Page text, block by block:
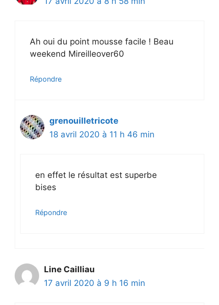
Ah oui du point mousse facile ! Beau
weekend Mireilleover60
Répondre
grenouilletricote
18 avril 2020 à 11 h 46 min
en effet le résultat est superbe
bises
Répondre
Line Cailliau
17 avril 2020 à 9 h 16 min